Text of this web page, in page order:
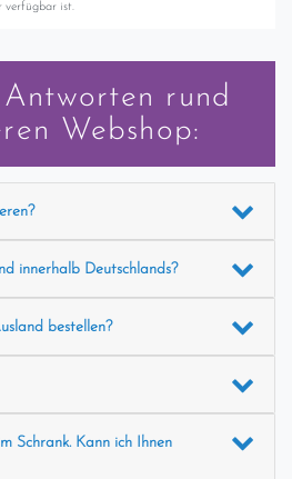
verfügbar ist.
rund
Webshop:
innerhalb Deutschlands?
bestellen?
Schrank. Kann ich Ihnen